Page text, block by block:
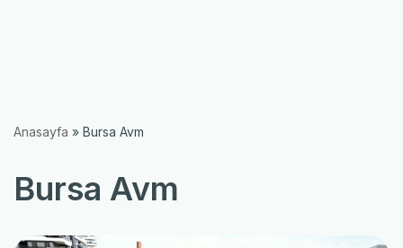
Anasayfa » Bursa Avm
Bursa Avm